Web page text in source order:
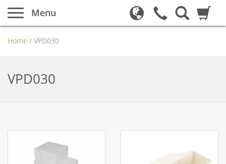
Menu
Home / VPD030
VPD030